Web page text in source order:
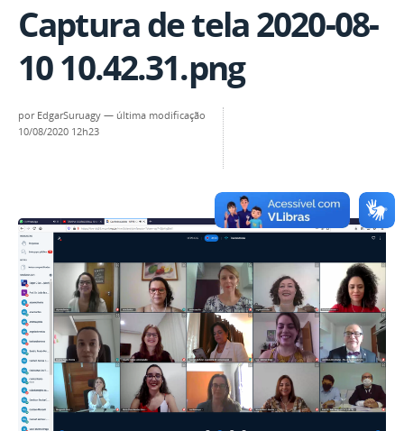
Captura de tela 2020-08-
10 10.42.31.png
por EdgarSuruagy — última modificação
10/08/2020 12h23